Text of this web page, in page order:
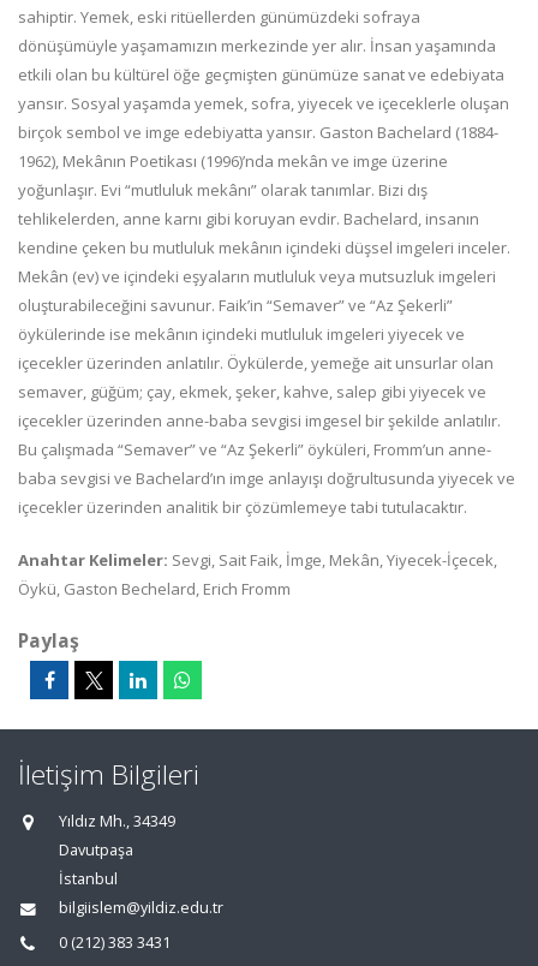
sahiptir. Yemek, eski ritüellerden günümüzdeki sofraya
dönüşümüyle yaşamamızın merkezinde yer alır. İnsan yaşamında
etkili olan bu kültürel öğe geçmişten günümüze sanat ve edebiyata
yansır. Sosyal yaşamda yemek, sofra, yiyecek ve içeceklerle oluşan
birçok sembol ve imge edebiyatta yansır. Gaston Bachelard (1884-
1962), Mekânın Poetikası (1996)’nda mekân ve imge üzerine
yoğunlaşır. Evi “mutluluk mekânı” olarak tanımlar. Bizi dış
tehlikelerden, anne karnı gibi koruyan evdir. Bachelard, insanın
kendine çeken bu mutluluk mekânın içindeki düşsel imgeleri inceler.
Mekân (ev) ve içindeki eşyaların mutluluk veya mutsuzluk imgeleri
oluşturabileceğini savunur. Faik’in “Semaver” ve “Az Şekerli”
öykülerinde ise mekânın içindeki mutluluk imgeleri yiyecek ve
içecekler üzerinden anlatılır. Öykülerde, yemeğe ait unsurlar olan
semaver, güğüm; çay, ekmek, şeker, kahve, salep gibi yiyecek ve
içecekler üzerinden anne-baba sevgisi imgesel bir şekilde anlatılır.
Bu çalışmada “Semaver” ve “Az Şekerli” öyküleri, Fromm’un anne-
baba sevgisi ve Bachelard’ın imge anlayışı doğrultusunda yiyecek ve
içecekler üzerinden analitik bir çözümlemeye tabi tutulacaktır.
Anahtar Kelimeler: Sevgi, Sait Faik, İmge, Mekân, Yiyecek-İçecek,
Öykü, Gaston Bechelard, Erich Fromm
Paylaş
İletişim Bilgileri
Yıldız Mh., 34349
Davutpaşa
İstanbul
bilgiislem@yildiz.edu.tr
0 (212) 383 3431